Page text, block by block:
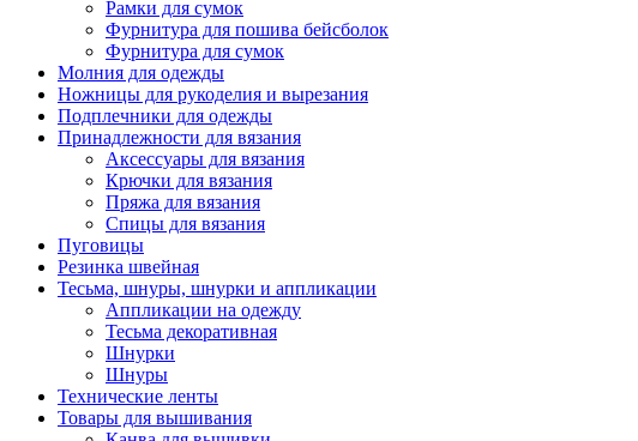
Рамки для сумок
Фурнитура для пошива бейсболок
Фурнитура для сумок
Молния для одежды
Ножницы для рукоделия и вырезания
Подплечники для одежды
Принадлежности для вязания
Аксессуары для вязания
Крючки для вязания
Пряжа для вязания
Спицы для вязания
Пуговицы
Резинка швейная
Тесьма, шнуры, шнурки и аппликации
Аппликации на одежду
Тесьма декоративная
Шнурки
Шнуры
Технические ленты
Товары для вышивания